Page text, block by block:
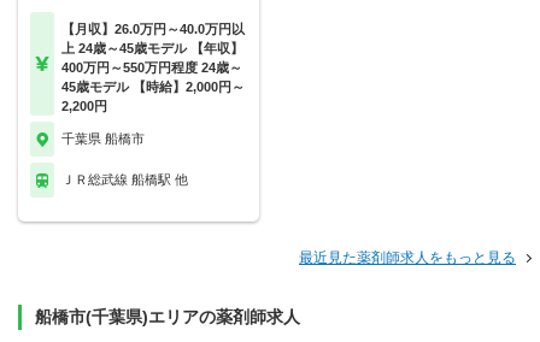
【月収】26.0万円～40.0万円以
上 24歳～45歳モデル 【年収】
400万円～550万円程度 24歳～
45歳モデル 【時給】2,000円～
2,200円
千葉県 船橋市
ＪＲ総武線 船橋駅 他
最近見た薬剤師求人をもっと見る
船橋市(千葉県)エリアの薬剤師求人